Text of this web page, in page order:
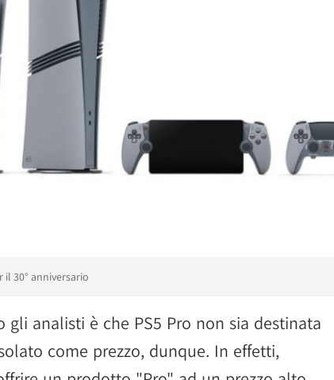
30° anniversario
gli analisti è che PS5 Pro non sia destinata
come prezzo, dunque. In effetti,